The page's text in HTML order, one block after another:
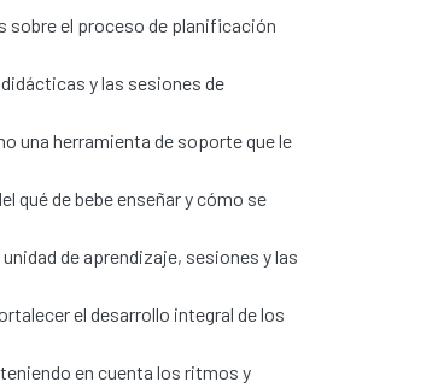
sobre el proceso de planificación
y las sesiones de
una herramienta de soporte que le
qué de bebe enseñar y cómo se
de aprendizaje, sesiones y las
el desarrollo integral de los
en cuenta los ritmos y